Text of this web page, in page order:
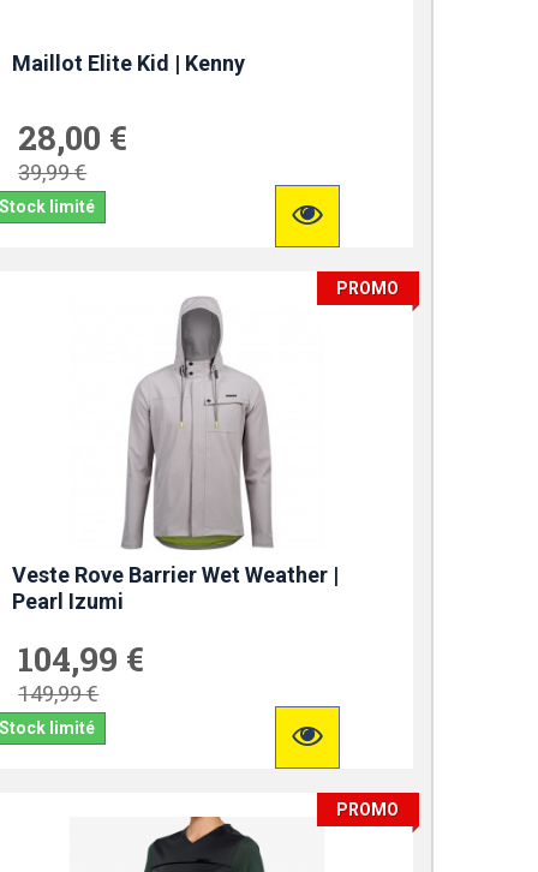
Maillot Elite Kid | Kenny
28,00 €
39,99 €
Stock limité
PROMO
Veste Rove Barrier Wet Weather |
Pearl Izumi
104,99 €
149,99 €
Stock limité
PROMO